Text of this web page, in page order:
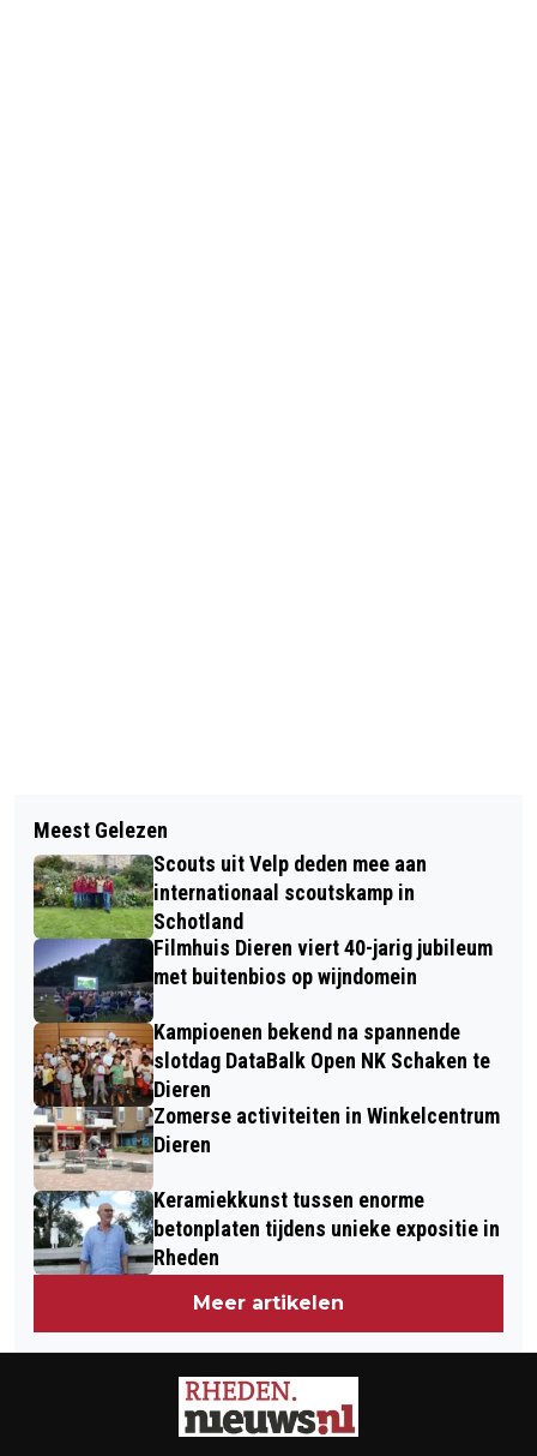
WERF & MATCH INFORMATIEAVOND
GROENE OPLEIDINGEN AERES VELP
OPEN COFFEE VELP DONDERDAG 9
NOVEMBER 2023
Meest Gelezen
Scouts uit Velp deden mee aan
internationaal scoutskamp in
Schotland
Filmhuis Dieren viert 40-jarig jubileum
met buitenbios op wijndomein
Kampioenen bekend na spannende
slotdag DataBalk Open NK Schaken te
Dieren
Zomerse activiteiten in Winkelcentrum
Dieren
Keramiekkunst tussen enorme
betonplaten tijdens unieke expositie in
Rheden
Meer artikelen